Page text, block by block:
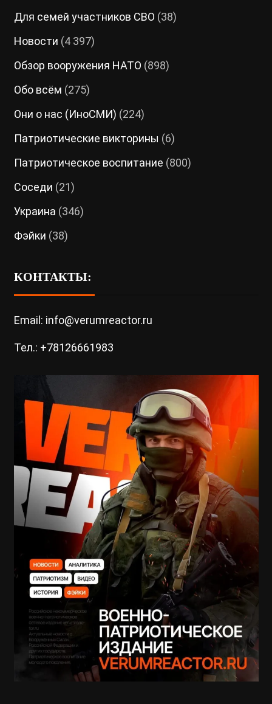
Для семей участников СВО (38)
Новости (4 397)
Обзор вооружения НАТО (898)
Обо всём (275)
Они о нас (ИноСМИ) (224)
Патриотические викторины (6)
Патриотическое воспитание (800)
Соседи (21)
Украина (346)
Фэйки (38)
КОНТАКТЫ:
Email: info@verumreactor.ru
Тел.: +78126661983